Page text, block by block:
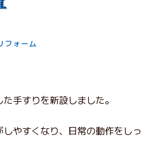
フォーム
手すりを新設しました。
やすくなり、日常の動作をしっ